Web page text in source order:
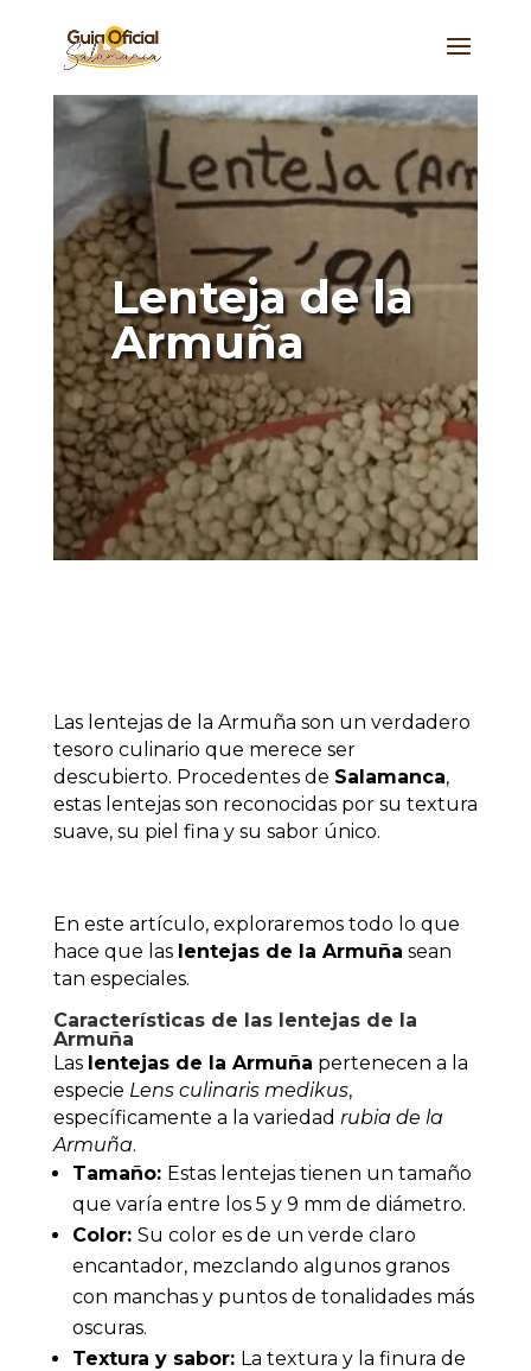
Lenteja de la
Armuña
Las lentejas de la Armuña son un verdadero
tesoro culinario que merece ser
descubierto. Procedentes de Salamanca,
estas lentejas son reconocidas por su textura
suave, su piel fina y su sabor único.
En este artículo, exploraremos todo lo que
hace que las lentejas de la Armuña sean
tan especiales.
Características de las lentejas de la
Armuña
Las lentejas de la Armuña pertenecen a la
especie Lens culinaris medikus,
específicamente a la variedad rubia de la
Armuña.
Tamaño: Estas lentejas tienen un tamaño
que varía entre los 5 y 9 mm de diámetro.
Color: Su color es de un verde claro
encantador, mezclando algunos granos
con manchas y puntos de tonalidades más
oscuras.
Textura y sabor: La textura y la finura de